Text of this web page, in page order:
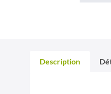
Description